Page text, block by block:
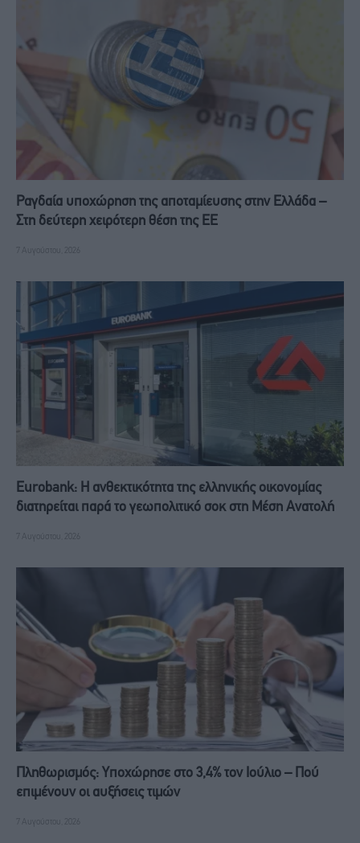
Ραγδαία υποχώρηση της αποταμίευσης στην Ελλάδα –
Στη δεύτερη χειρότερη θέση της ΕΕ
7 Αυγούστου, 2026
Eurobank: Η ανθεκτικότητα της ελληνικής οικονομίας
διατηρείται παρά το γεωπολιτικό σοκ στη Μέση Ανατολή
7 Αυγούστου, 2026
Πληθωρισμός: Υποχώρησε στο 3,4% τον Ιούλιο – Πού
επιμένουν οι αυξήσεις τιμών
7 Αυγούστου, 2026